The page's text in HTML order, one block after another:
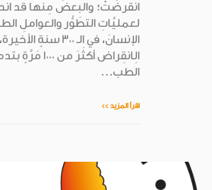
انقرضَتْ؛ والبعضُ مِنها قد
لعمليَّاتِ التطَوُّر والعواملِ
الإنسانَ، في الـ 300
الِانقِراض أكثَرَ
الطب...
اقرأ المزيد >>